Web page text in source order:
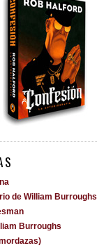
de William Burroughs
Burroughs